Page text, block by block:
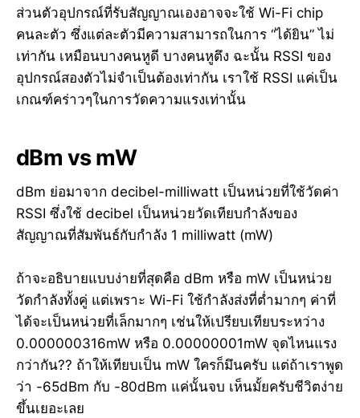
ส่วนตัวอุปกรณ์ที่รับสัญญาณเองอาจจะใช้ Wi-Fi chip
คนละตัว ซึ่งแต่ละตัวมีความสามารถในการ “ได้ยิน” ไม่
เท่ากัน เหมือนบางคนหูดี บางคนหูตึง ฉะนั้น RSSI ของ
อุปกรณ์สองตัวไม่จำเป็นต้องเท่ากัน เราใช้ RSSI แค่เป็น
เกณฑ์คร่าวๆในการวัดความแรงเท่านั้น
dBm vs mW
dBm ย่อมาจาก decibel-milliwatt เป็นหน่วยที่ใช้วัดค่า
RSSI ซึ่งใช้ decibel เป็นหน่วยวัดเทียบกำลังของ
สัญญาณที่สัมพันธ์กับกำลัง 1 milliwatt (mW)
ถ้าจะอธิบายแบบง่ายที่สุดคือ dBm หรือ mW เป็นหน่วย
วัดกำลังทั้งคู่ แต่เพราะ Wi-Fi ใช้กำลังส่งที่ต่ำมากๆ ค่าที่
ได้จะเป็นหน่วยที่เล็กมากๆ เช่นให้เปรียบเทียบระหว่าง
0.000000316mW หรือ 0.00000001mW จุดไหนแรง
กว่ากัน?? ถ้าให้เทียบเป็น mW ใครก็มึนครับ แต่ถ้าเราพูด
ว่า -65dBm กับ -80dBm แค่นั้นจบ เห็นมั้ยครับชีวิตง่าย
ขึ้นเยอะเลย